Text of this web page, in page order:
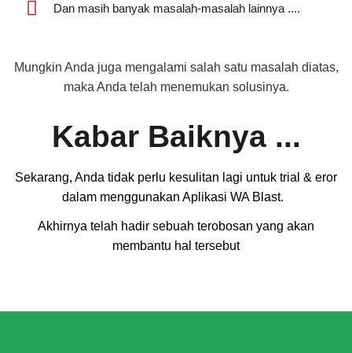
Dan masih banyak masalah-masalah lainnya ....
Mungkin Anda juga mengalami salah satu masalah diatas,
maka Anda telah menemukan solusinya.
Kabar Baiknya ...
Sekarang, Anda tidak perlu kesulitan lagi untuk trial & eror
dalam menggunakan Aplikasi WA Blast.
Akhirnya telah hadir sebuah terobosan yang akan
membantu hal tersebut